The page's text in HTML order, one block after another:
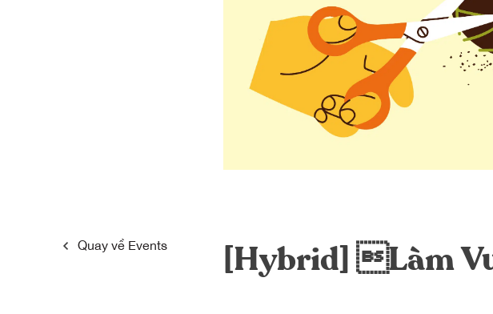
Quay về Events [Hybrid] Làm